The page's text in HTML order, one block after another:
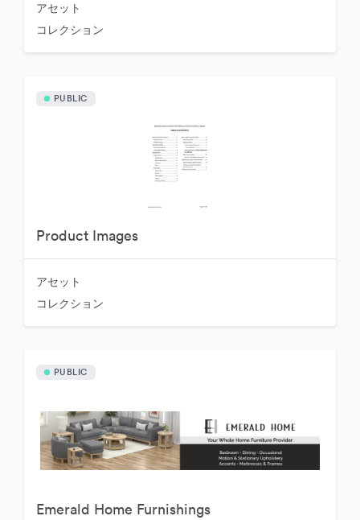
アセット
コレクション
PUBLIC
Product Images
アセット
コレクション
PUBLIC
Emerald Home Furnishings